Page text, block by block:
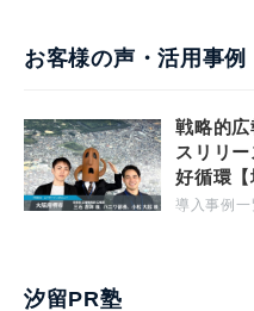
お客様の声・活用事例
戦略的
スリリ
好循環【
導入事例一
汐留PR塾